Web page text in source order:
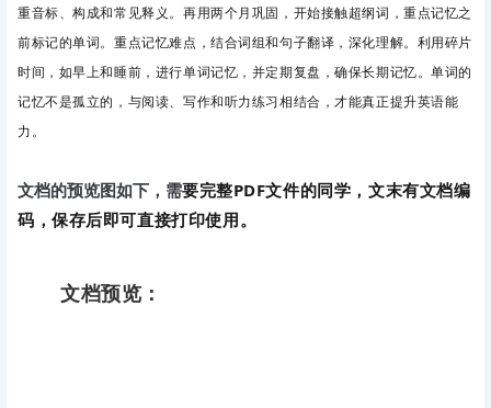
重音标、构成和常见释义。再用两个月巩固，开始接触超纲词，重点记忆之
前标记的单词。重点记忆难点，结合词组和句子翻译，深化理解。利用碎片
时间，如早上和睡前，进行单词记忆，并定期复盘，确保长期记忆。单词的
记忆不是孤立的，与阅读、写作和听力练习相结合，才能真正提升英语能
力。
文档的预览图如下，需要完整PDF文件的同学，文末有文档编
码，保存后即可直接打印使用。
文档预览：